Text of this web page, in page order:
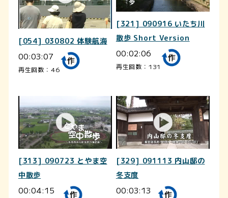
[054] 030802 体験航海
00:03:07
再生回数：46
[321] 090916 いたち川
散歩 Short Version
00:02:06
再生回数：131
[313] 090723 とやま空
中散歩
00:04:15
[329] 091113 内山邸の
冬支度
00:03:13